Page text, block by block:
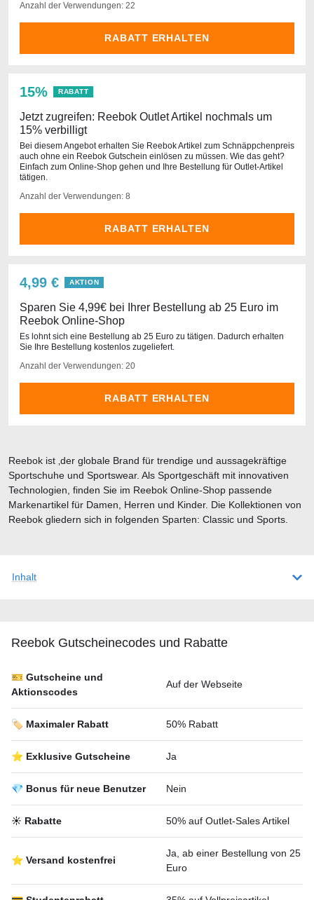
Anzahl der Verwendungen: 22
RABATT ERHALTEN
15% RABATT
Jetzt zugreifen: Reebok Outlet Artikel nochmals um
15% verbilligt
Bei diesem Angebot erhalten Sie Reebok Artikel zum Schnäppchenpreis
auch ohne ein Reebok Gutschein einlösen zu müssen. Wie das geht?
Einfach zum Online-Shop gehen und Ihre Bestellung für Outlet-Artikel
tätigen.
Anzahl der Verwendungen: 8
RABATT ERHALTEN
4,99 € AKTION
Sparen Sie 4,99€ bei Ihrer Bestellung ab 25 Euro im
Reebok Online-Shop
Es lohnt sich eine Bestellung ab 25 Euro zu tätigen. Dadurch erhalten
Sie Ihre Bestellung kostenlos zugeliefert.
Anzahl der Verwendungen: 20
RABATT ERHALTEN
Inhalt
Reebok Gutscheineсodes und Rabatte
🎫 Gutscheine und
Aktionscodes
Auf der Webseite
🏷️ Maximaler Rabatt 50% Rabatt
⭐ Exklusive Gutscheine Ja
💎 Bonus für neue Benutzer Nein
☀️ Rabatte 50% auf Outlet-Sales Artikel
⭐ Versand kostenfrei
Ja, ab einer Bestellung von 25
Euro
Reebok ist ‚der globale Brand für trendige und aussagekräftige
Sportschuhe und Sportswear. Als Sportgeschäft mit innovativen
Technologien, finden Sie im Reebok Online-Shop passende
Markenartikel für Damen, Herren und Kinder. Die Kollektionen von
Reebok gliedern sich in folgenden Sparten: Classic und Sports.